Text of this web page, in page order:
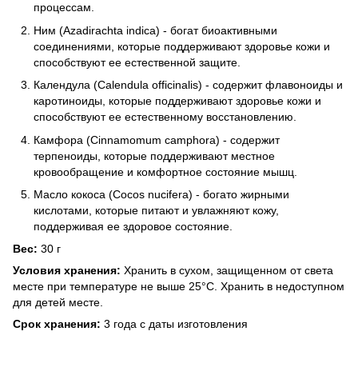
процессам.
Ним (Azadirachta indica) - богат биоактивными
соединениями, которые поддерживают здоровье кожи и
способствуют ее естественной защите.
Календула (Calendula officinalis) - содержит флавоноиды и
каротиноиды, которые поддерживают здоровье кожи и
способствуют ее естественному восстановлению.
Камфора (Cinnamomum camphora) - содержит
терпеноиды, которые поддерживают местное
кровообращение и комфортное состояние мышц.
Масло кокоса (Cocos nucifera) - богато жирными
кислотами, которые питают и увлажняют кожу,
поддерживая ее здоровое состояние.
Вес: 30 г
Условия хранения: Хранить в сухом, защищенном от света
месте при температуре не выше 25°C. Хранить в недоступном
для детей месте.
Срок хранения: 3 года с даты изготовления